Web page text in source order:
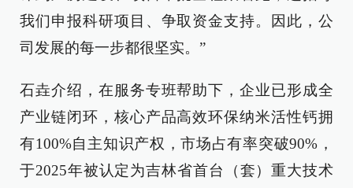
我们申报科研项目、争取资金支持。因此，公
司发展的每一步都很坚实。”
石垚介绍，在服务专班帮助下，企业已形成全
产业链闭环，核心产品高效环保纳米活性钙拥
有100%自主知识产权，市场占有率突破90%，
于2025年被认定为吉林省首台（套）重大技术